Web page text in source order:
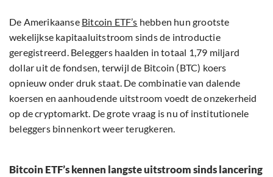
De Amerikaanse Bitcoin ETF’s hebben hun grootste
wekelijkse kapitaaluitstroom sinds de introductie
geregistreerd. Beleggers haalden in totaal 1,79 miljard
dollar uit de fondsen, terwijl de Bitcoin (BTC) koers
opnieuw onder druk staat. De combinatie van dalende
koersen en aanhoudende uitstroom voedt de onzekerheid
op de cryptomarkt. De grote vraag is nu of institutionele
beleggers binnenkort weer terugkeren.
Bitcoin ETF’s kennen langste uitstroom sinds lancering